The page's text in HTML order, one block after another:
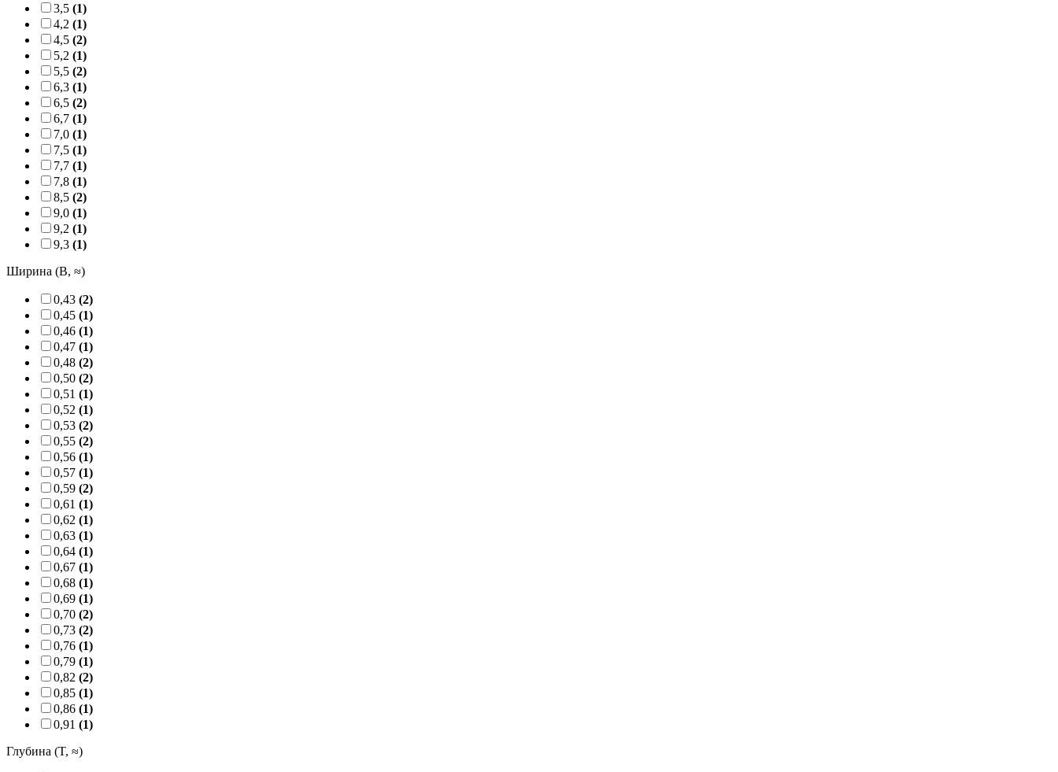
3,5 (1)
4,2 (1)
4,5 (2)
5,2 (1)
5,5 (2)
6,3 (1)
6,5 (2)
6,7 (1)
7,0 (1)
7,5 (1)
7,7 (1)
7,8 (1)
8,5 (2)
9,0 (1)
9,2 (1)
9,3 (1)
Ширина (B, ≈)
0,43 (2)
0,45 (1)
0,46 (1)
0,47 (1)
0,48 (2)
0,50 (2)
0,51 (1)
0,52 (1)
0,53 (2)
0,55 (2)
0,56 (1)
0,57 (1)
0,59 (2)
0,61 (1)
0,62 (1)
0,63 (1)
0,64 (1)
0,67 (1)
0,68 (1)
0,69 (1)
0,70 (2)
0,73 (2)
0,76 (1)
0,79 (1)
0,82 (2)
0,85 (1)
0,86 (1)
0,91 (1)
Глубина (T, ≈)